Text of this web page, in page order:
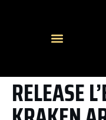
RELEASE